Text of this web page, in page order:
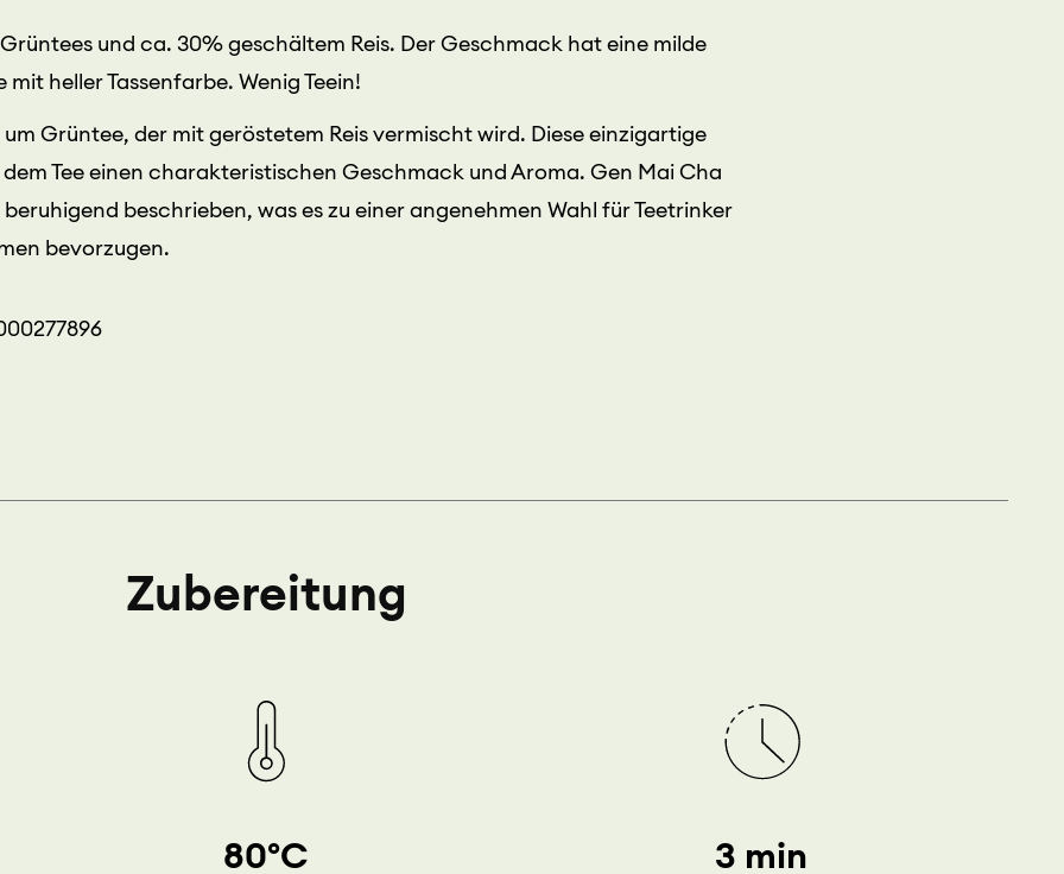
und ca. 30% geschältem Reis. Der Geschmack hat eine milde
heller Tassenfarbe. Wenig Teein!
Grüntee, der mit geröstetem Reis vermischt wird. Diese einzigartige
Tee einen charakteristischen Geschmack und Aroma. Gen Mai Cha
beschrieben, was es zu einer angenehmen Wahl für Teetrinker
bevorzugen.
Zubereitung
80°C 3 min